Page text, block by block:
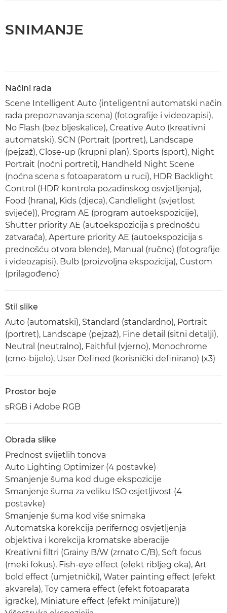
SNIMANJE
Načini rada
Scene Intelligent Auto (inteligentni automatski način
rada prepoznavanja scena) (fotografije i videozapisi),
No Flash (bez bljeskalice), Creative Auto (kreativni
automatski), SCN (Portrait (portret), Landscape
(pejzaž), Close-up (krupni plan), Sports (sport), Night
Portrait (noćni portreti), Handheld Night Scene
(noćna scena s fotoaparatom u ruci), HDR Backlight
Control (HDR kontrola pozadinskog osvjetljenja),
Food (hrana), Kids (djeca), Candlelight (svjetlost
svijeće)), Program AE (program autoekspozicije),
Shutter priority AE (autoekspozicija s prednošću
zatvarača), Aperture priority AE (autoekspozicija s
prednošću otvora blende), Manual (ručno) (fotografije
i videozapisi), Bulb (proizvoljna ekspozicija), Custom
(prilagođeno)
Stil slike
Auto (automatski), Standard (standardno), Portrait
(portret), Landscape (pejzaž), Fine detail (sitni detalji),
Neutral (neutralno), Faithful (vjerno), Monochrome
(crno-bijelo), User Defined (korisnički definirano) (x3)
Prostor boje
sRGB i Adobe RGB
Obrada slike
Prednost svijetlih tonova
Auto Lighting Optimizer (4 postavke)
Smanjenje šuma kod duge ekspozicije
Smanjenje šuma za veliku ISO osjetljivost (4
postavke)
Smanjenje šuma kod više snimaka
Automatska korekcija perifernog osvjetljenja
objektiva i korekcija kromatske aberacije
Kreativni filtri (Grainy B/W (zrnato C/B), Soft focus
(meki fokus), Fish-eye effect (efekt ribljeg oka), Art
bold effect (umjetnički), Water painting effect (efekt
akvarela), Toy camera effect (efekt fotoaparata
igračke), Miniature effect (efekt minijature))